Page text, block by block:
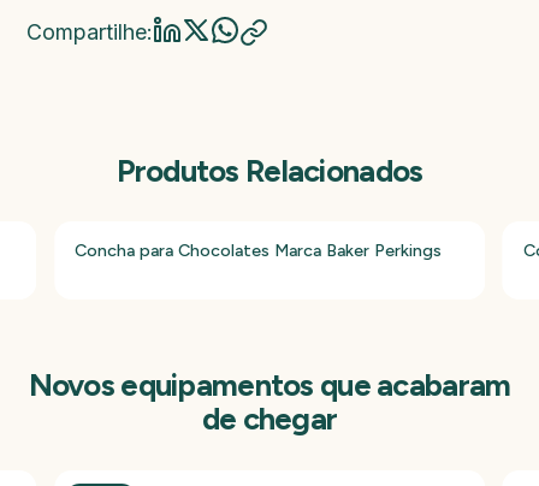
Compartilhe:
Produtos Relacionados
Concha para Chocolates Marca Baker Perkings
Novos equipamentos que acabaram
de chegar